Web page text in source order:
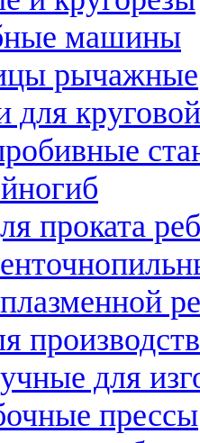
машины
рычажные
для
проката
для
прессы